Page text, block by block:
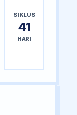
SIKLUS
41
HARI